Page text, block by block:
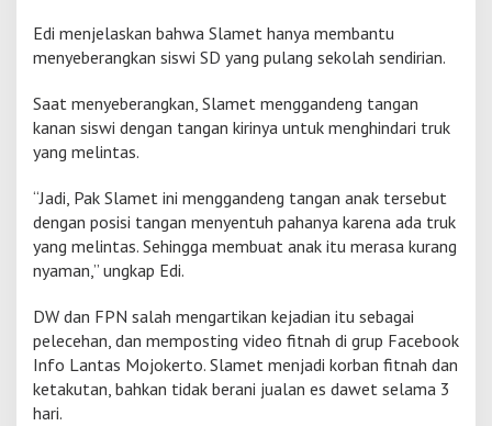
i
s
M
j
o
t
o
B
e
k
h
i
D
Edi menjelaskan bahwa Slamet hanya membantu
menyeberangkan siswi SD yang pulang sekolah sendirian.
Saat menyeberangkan, Slamet menggandeng tangan
kanan siswi dengan tangan kirinya untuk menghindari truk
yang melintas.
“Jadi, Pak Slamet ini menggandeng tangan anak tersebut
dengan posisi tangan menyentuh pahanya karena ada truk
yang melintas. Sehingga membuat anak itu merasa kurang
nyaman,” ungkap Edi.
DW dan FPN salah mengartikan kejadian itu sebagai
pelecehan, dan memposting video fitnah di grup Facebook
Info Lantas Mojokerto. Slamet menjadi korban fitnah dan
ketakutan, bahkan tidak berani jualan es dawet selama 3
hari.